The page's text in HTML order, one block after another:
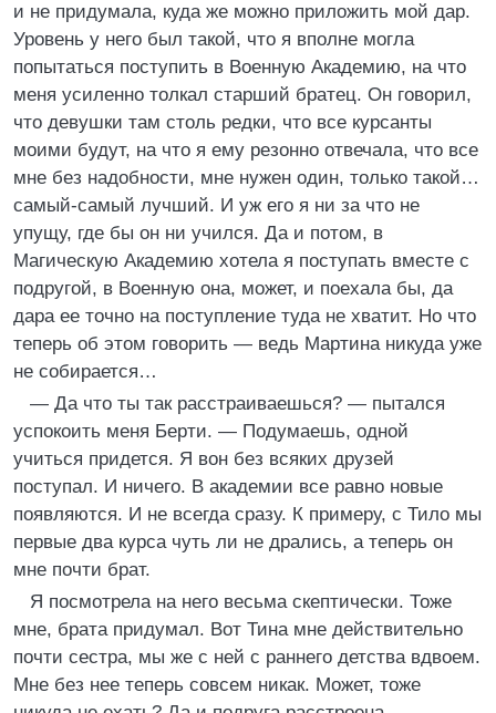
и не придумала, куда же можно приложить мой дар.
Уровень у него был такой, что я вполне могла
попытаться поступить в Военную Академию, на что
меня усиленно толкал старший братец. Он говорил,
что девушки там столь редки, что все курсанты
моими будут, на что я ему резонно отвечала, что все
мне без надобности, мне нужен один, только такой…
самый-самый лучший. И уж его я ни за что не
упущу, где бы он ни учился. Да и потом, в
Магическую Академию хотела я поступать вместе с
подругой, в Военную она, может, и поехала бы, да
дара ее точно на поступление туда не хватит. Но что
теперь об этом говорить — ведь Мартина никуда уже
не собирается…
— Да что ты так расстраиваешься? — пытался
успокоить меня Берти. — Подумаешь, одной
учиться придется. Я вон без всяких друзей
поступал. И ничего. В академии все равно новые
появляются. И не всегда сразу. К примеру, с Тило мы
первые два курса чуть ли не дрались, а теперь он
мне почти брат.
Я посмотрела на него весьма скептически. Тоже
мне, брата придумал. Вот Тина мне действительно
почти сестра, мы же с ней с раннего детства вдвоем.
Мне без нее теперь совсем никак. Может, тоже